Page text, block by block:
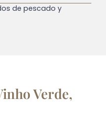
de pescado y
Verde,